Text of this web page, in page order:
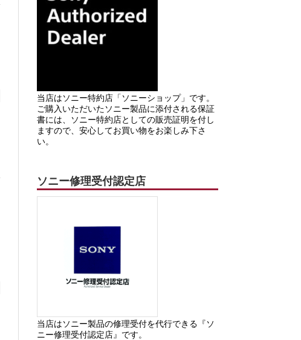
当店はソニー特約店「ソニーショップ」です。
ご購入いただいたソニー製品に添付される保証
書には、ソニー特約店としての販売証明を付し
ますので、安心してお買い物をお楽しみ下さ
い。
ソニー修理受付認定店
当店はソニー製品の修理受付を代行できる『ソ
ニー修理受付認定店』です。